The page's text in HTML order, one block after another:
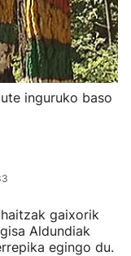
inguruko baso
gaixorik
Aldundiak
egingo du.